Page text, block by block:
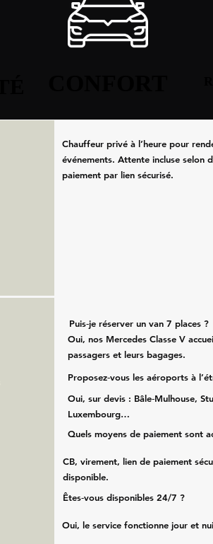
Chauffeur privé à l’heure pour
événements. Attente incluse selon
paiement par lien sécurisé.
Puis‑je réserver un van 7 places ?
Oui, nos Mercedes Classe V
passagers et leurs bagages.
Proposez‑vous les aéroports à
Oui, sur devis : Bâle‑Mulhouse,
Luxembourg…
Quels moyens de paiement sont
CB, virement, lien de paiement
disponible.
Êtes‑vous disponibles 24/7 ?
Oui, le service fonctionne jour et